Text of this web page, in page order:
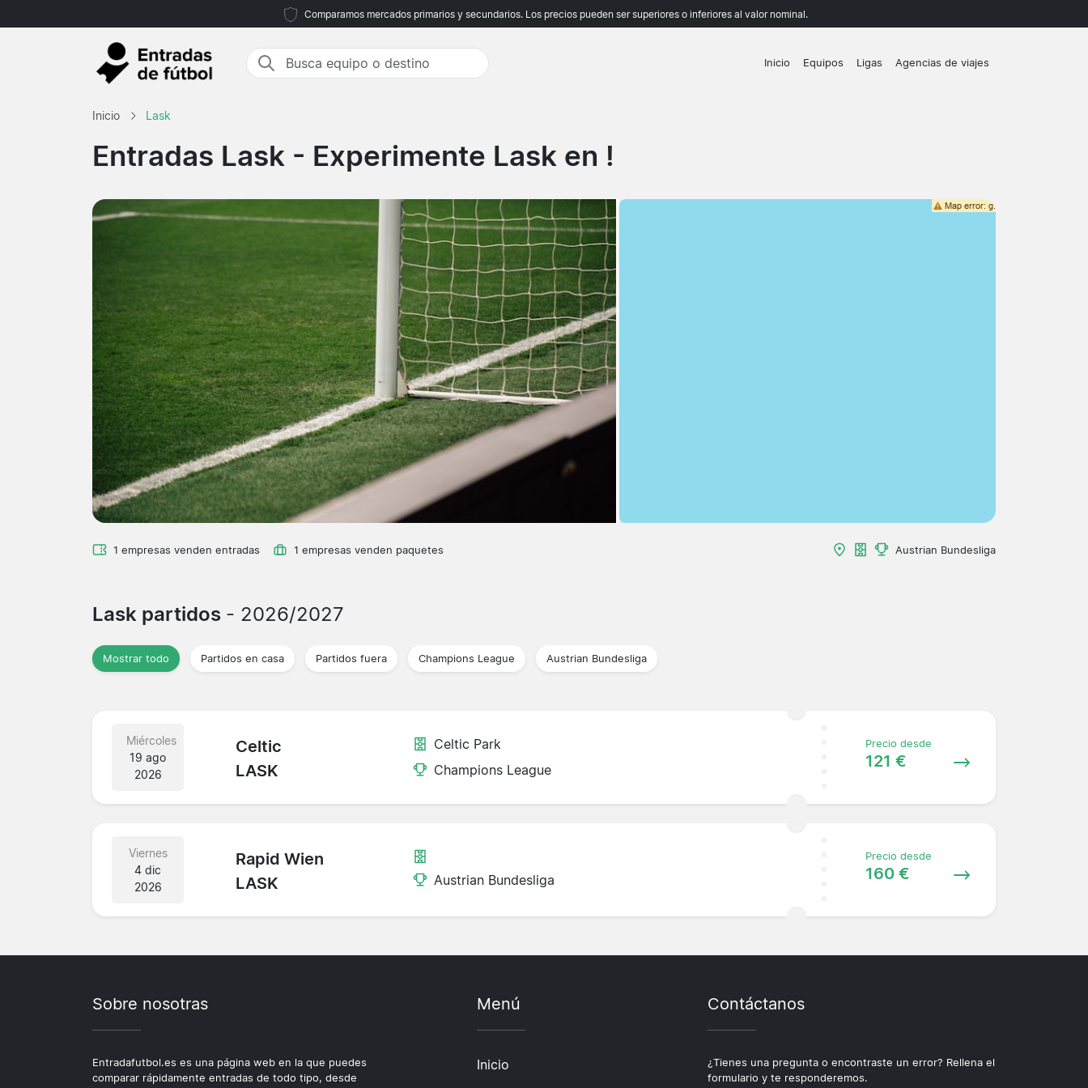
Comparamos mercados primarios y secundarios. Los precios pueden ser superiores o inferiores al valor nominal.
Inicio Equipos Ligas Agencias de viajes
Inicio Lask
Entradas Lask - Experimente Lask en !
1 empresas venden entradas 1 empresas venden paquetes Austrian Bundesliga
Lask partidos - 2026/2027
Mostrar todo Partidos en casa Partidos fuera Champions League Austrian Bundesliga
Miércoles
19 ago
2026
Celtic
LASK
Celtic Park
Champions League
Precio desde
121 €
Viernes
4 dic
2026
Rapid Wien
LASK
Austrian Bundesliga
Precio desde
160 €
Sobre nosotras
Entradafutbol.es es una página web en la que puedes
comparar rápidamente entradas de todo tipo, desde
Menú
Inicio
Contáctanos
¿Tienes una pregunta o encontraste un error? Rellena el
formulario y te responderemos.